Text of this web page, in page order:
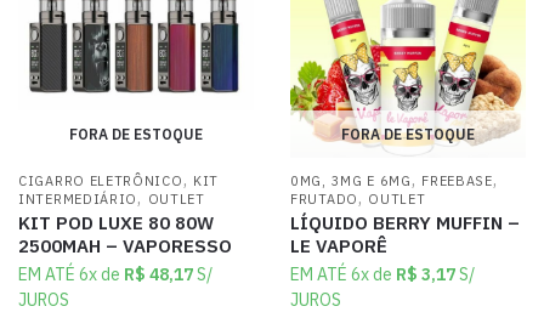
FORA DE ESTOQUE
CIGARRO ELETRÔNICO , KIT
INTERMEDIÁRIO , OUTLET
KIT POD LUXE 80 80W
2500MAH – VAPORESSO
EM ATÉ 6x de R$ 48,17S/
JUROS
FORA DE ESTOQUE
0MG, 3MG E 6MG , FREEBASE,
FRUTADO , OUTLET
LÍQUIDO BERRY MUFFIN –
LE VAPORÊ
EM ATÉ 6x de R$ 3,17S/
JUROS